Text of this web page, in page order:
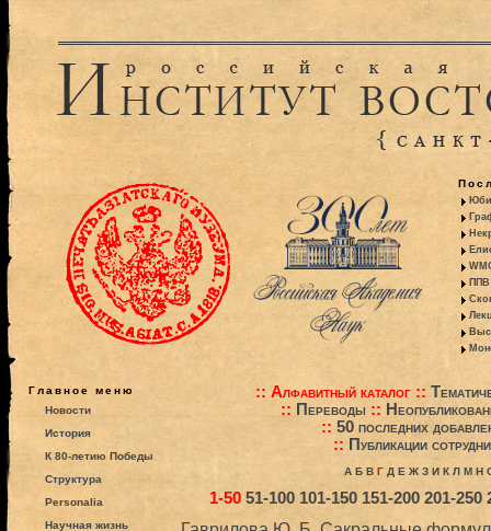
ППВ
Главное меню
Новости
История
К 80-летию Победы
Структура
Personalia
Научная жизнь
:: Алфавитный каталог ::
:: Переводы::
:: 50 последних
:: Публикации
А Б В Г Д Е Ж З И К Л М Н
1-50 51-100 101-150 151-200 201-250